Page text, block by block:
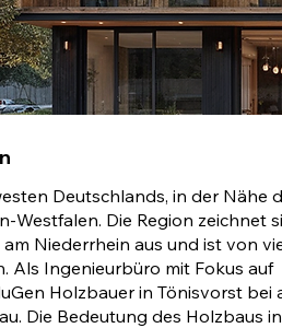
Deutschlands, in der Nähe
Westfalen. Die Region zeichnet
Niederrhein aus und ist von
Als Ingenieurbüro mit Fokus auf
Holzbauer in Tönisvorst bei
Die Bedeutung des Holzbaus